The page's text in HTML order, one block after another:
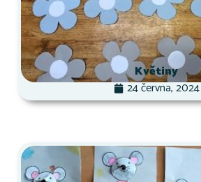
Květiny
24 června, 2024